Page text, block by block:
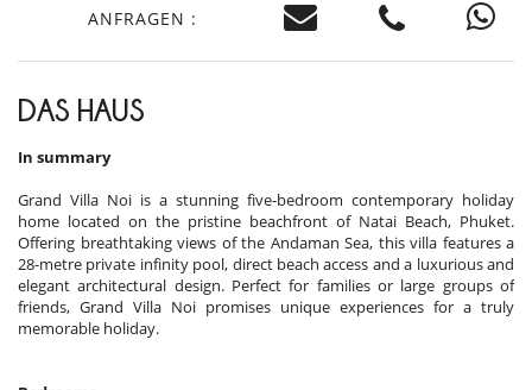
ANFRAGEN :
DAS HAUS
In summary
Grand Villa Noi is a stunning five-bedroom contemporary holiday
home located on the pristine beachfront of Natai Beach, Phuket.
Offering breathtaking views of the Andaman Sea, this villa features a
28-metre private infinity pool, direct beach access and a luxurious and
elegant architectural design. Perfect for families or large groups of
friends, Grand Villa Noi promises unique experiences for a truly
memorable holiday.